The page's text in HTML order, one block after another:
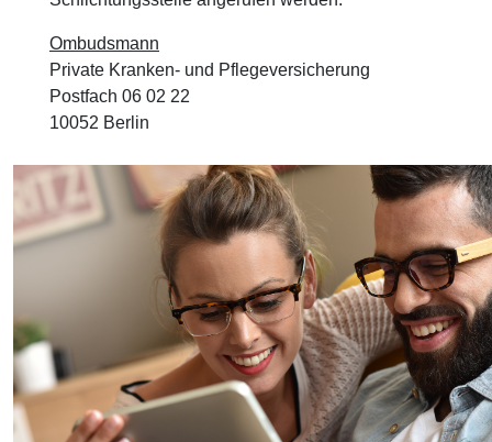
Ombudsmann
Private Kranken- und Pflegeversicherung
Postfach 06 02 22
10052 Berlin